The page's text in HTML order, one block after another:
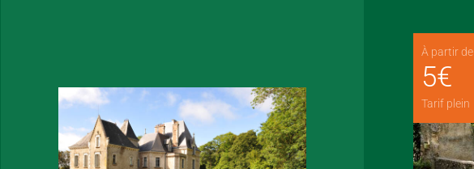
À partir de
5€
Tarif plein